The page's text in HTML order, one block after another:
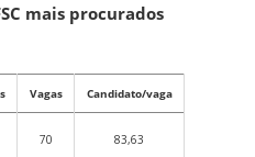
mais procurados
Vagas Candidato/vaga
70 83,63